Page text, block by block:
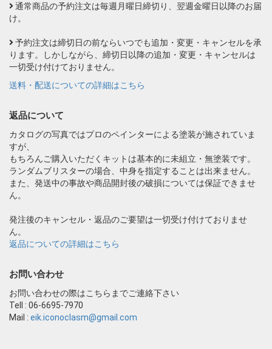
通常商品の予約注文は毎週月曜日締切り、翌週金曜日以降のお届
け。
予約注文は締切日の前ならいつでも追加・変更・キャンセルを承
ります。しかしながら、締切日以降の追加・変更・キャンセルは
一切受け付けておりません。
送料・配送についての詳細はこちら
返品について
カタログの写真ではプロのペインターによる塗装が施されていま
すが、
もちろんご購入いただくキットは基本的に未組立・無塗装です。
ランダムブリスターの場合、中身を指定することは出来ません。
また、発送中の事故や商品開封後の破損については保証できませ
ん。
発注後のキャンセル・返品のご要望は一切受け付けておりませ
ん。
返品についての詳細はこちら
お問い合わせ
お問い合わせの際はこちらまでご連絡下さい
Tell : 06-6695-7970
Mail : eik.iconoclasm@gmail.com